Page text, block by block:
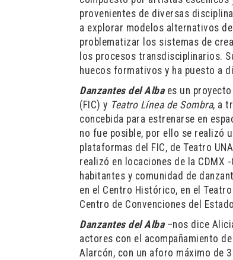
provenientes de diversas
a explorar modelos alternativos
problematizar los sistemas de
los procesos transdisciplinarios.
huecos formativos y ha puesto a
Danzantes del Albaes un proyecto
(FIC) y Teatro Línea de Sombra, a
concebida para estrenarse en
no fue posible, por ello se realizó
plataformas del FIC, de Teatro
realizó en locaciones de la CDMX
habitantes y comunidad de
en el Centro Histórico, en el
Centro de Convenciones del
Danzantes del Alba–nos dice
actores con el acompañamiento
Alarcón, con un aforo máximo de